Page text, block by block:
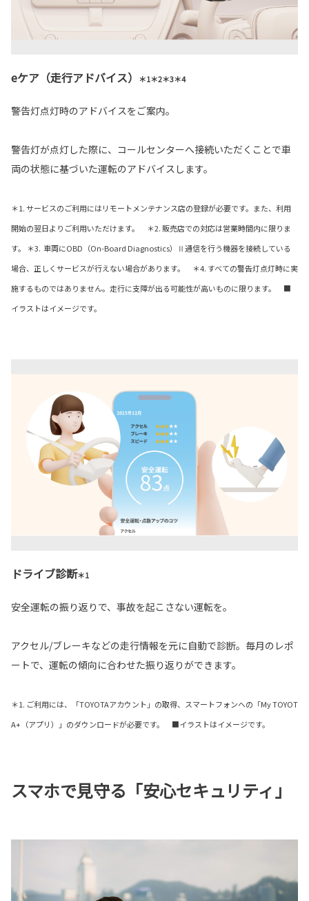
eケア（走行アドバイス） ＊1＊2＊3＊4
警告灯点灯時のアドバイスをご案内。
警告灯が点灯した際に、コールセンターへ接続いただくことで車
両の状態に基づいた運転のアドバイスします。
＊1. サービスのご利用にはリモートメンテナンス店の登録が必要です。また、利用
開始の翌日よりご利用いただけます。 ＊2. 販売店での対応は営業時間内に限りま
す。 ＊3. 車両にOBD（On-Board Diagnostics）Ⅱ通信を行う機器を接続している
場合、正しくサービスが行えない場合があります。 ＊4. すべての警告灯点灯時に実
施するものではありません。走行に支障が出る可能性が高いものに限ります。 ■
イラストはイメージです。
ドライブ診断＊1
安全運転の振り返りで、事故を起こさない運転を。
アクセル/ブレーキなどの走行情報を元に自動で診断。毎月のレポ
ートで、運転の傾向に合わせた振り返りができます。
＊1. ご利用には、「TOYOTAアカウント」の取得、スマートフォンへの「My TOYOT
A+（アプリ）」のダウンロードが必要です。 ■イラストはイメージです。
スマホで見守る「安心セキュリティ」